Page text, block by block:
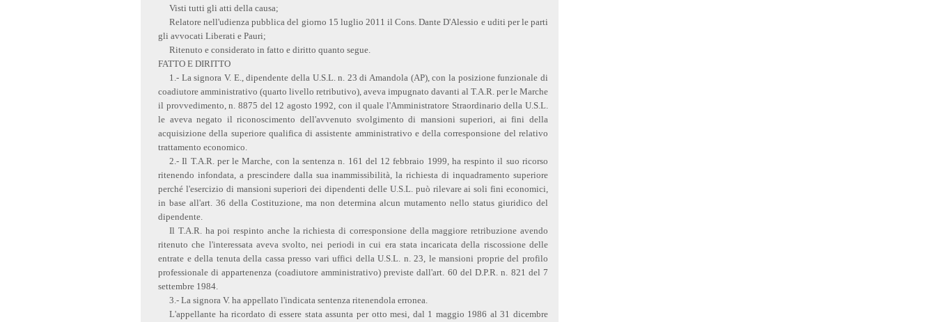
Visti tutti gli atti della causa;
Relatore nell'udienza pubblica del giorno 15 luglio 2011 il Cons. Dante D'Alessio e uditi per le parti
gli avvocati Liberati e Pauri;
Ritenuto e considerato in fatto e diritto quanto segue.
FATTO E DIRITTO
1.- La signora V. E., dipendente della U.S.L. n. 23 di Amandola (AP), con la posizione funzionale di
coadiutore amministrativo (quarto livello retributivo), aveva impugnato davanti al T.A.R. per le Marche
il provvedimento, n. 8875 del 12 agosto 1992, con il quale l'Amministratore Straordinario della U.S.L.
le aveva negato il riconoscimento dell'avvenuto svolgimento di mansioni superiori, ai fini della
acquisizione della superiore qualifica di assistente amministrativo e della corresponsione del relativo
trattamento economico.
2.- Il T.A.R. per le Marche, con la sentenza n. 161 del 12 febbraio 1999, ha respinto il suo ricorso
ritenendo infondata, a prescindere dalla sua inammissibilità, la richiesta di inquadramento superiore
perché l'esercizio di mansioni superiori dei dipendenti delle U.S.L. può rilevare ai soli fini economici,
in base all'art. 36 della Costituzione, ma non determina alcun mutamento nello status giuridico del
dipendente.
Il T.A.R. ha poi respinto anche la richiesta di corresponsione della maggiore retribuzione avendo
ritenuto che l'interessata aveva svolto, nei periodi in cui era stata incaricata della riscossione delle
entrate e della tenuta della cassa presso vari uffici della U.S.L. n. 23, le mansioni proprie del profilo
professionale di appartenenza (coadiutore amministrativo) previste dall'art. 60 del D.P.R. n. 821 del 7
settembre 1984.
3.- La signora V. ha appellato l'indicata sentenza ritenendola erronea.
L'appellante ha ricordato di essere stata assunta per otto mesi, dal 1 maggio 1986 al 31 dicembre